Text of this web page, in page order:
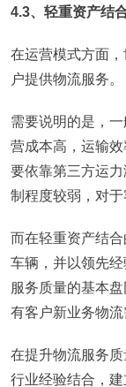
4.3、轻重资产结
在运营模式方面
户提供物流服务。
需要说明的是，
营成本高，运输
要依靠第三方运
制程度较弱，对于
而在轻重资产结
车辆，并以领先
服务质量的基本
有客户新业务物流
在提升物流服务
行业经验结合，